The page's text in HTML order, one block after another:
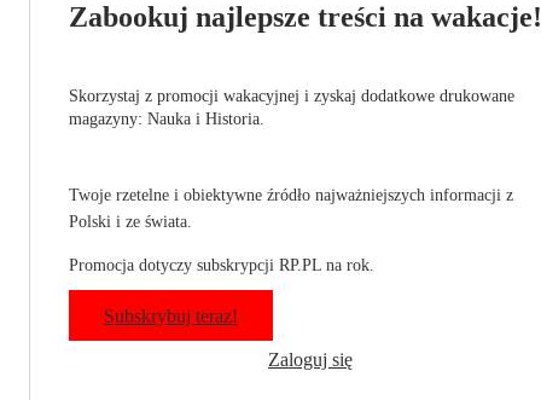
Zabookuj najlepsze treści na wakacje!
Skorzystaj z promocji wakacyjnej i zyskaj dodatkowe drukowane
magazyny: Nauka i Historia.
Twoje rzetelne i obiektywne źródło najważniejszych informacji z
Polski i ze świata.
Promocja dotyczy subskrypcji RP.PL na rok.
Subskrybuj teraz!
Zaloguj się